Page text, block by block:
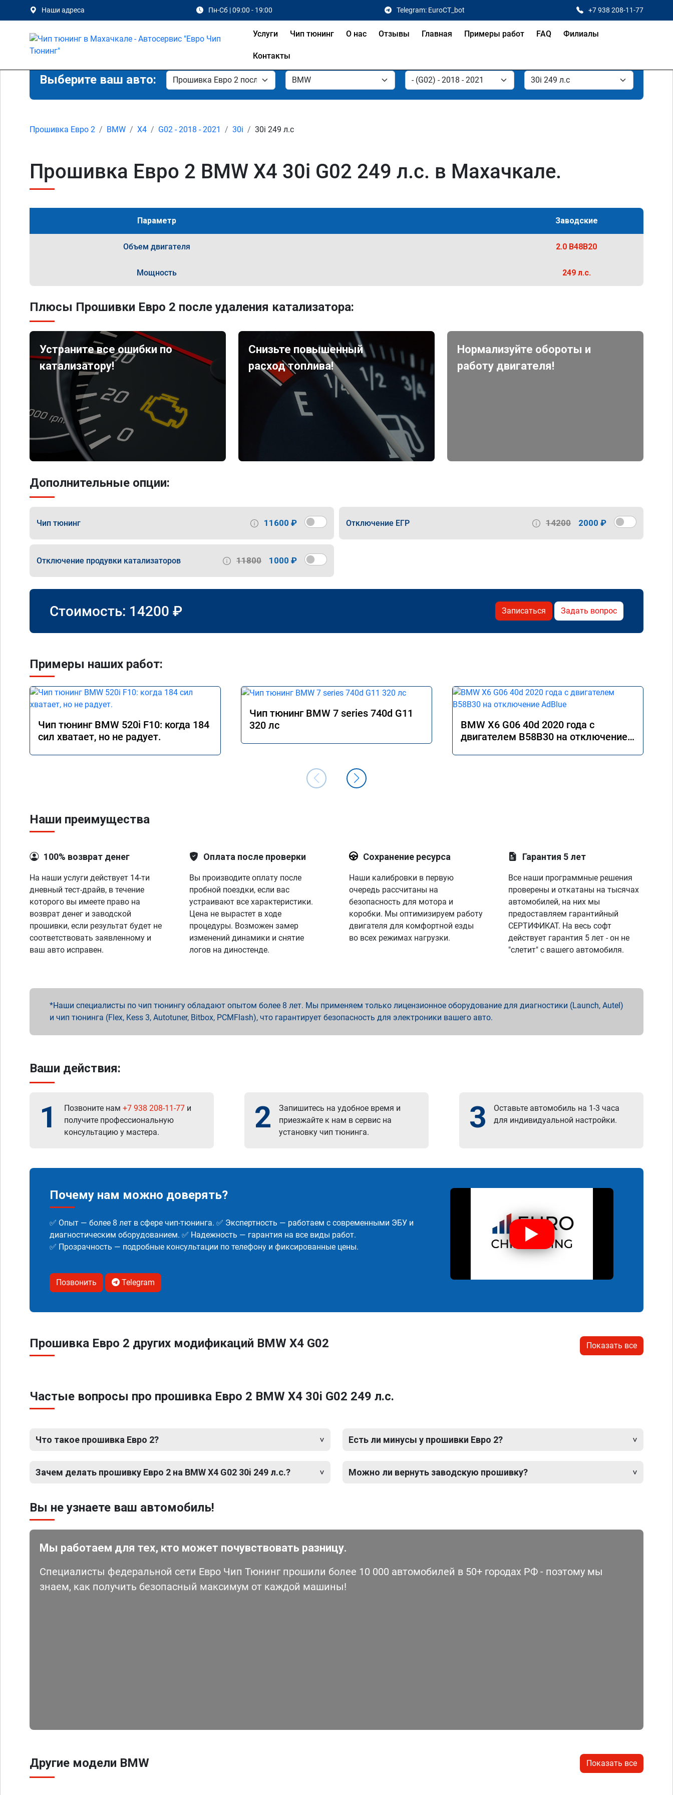
Наши адреса Пн-Сб | 09:00 - 19:00 Telegram: EuroCT_bot +7 938 208-11-77
Услуги Чип тюнинг О нас Отзывы Главная Примеры работ FAQ Филиалы
Контакты
Выберите ваш авто:
Прошивка Евро 2 BMW X4 G02 - 2018 - 2021 30i 30i 249 л.с
Прошивка Евро 2 BMW X4 30i G02 249 л.с. в Махачкале.
Параметр Заводские
Объем двигателя 2.0 B48B20
Мощность 249 л.с.
Плюсы Прошивки Евро 2 после удаления катализатора:
Устраните все ошибки по
катализатору!
Снизьте повышенный
расход топлива!
Нормализуйте обороты и
работу двигателя!
Дополнительные опции:
Чип тюнинг 11600 ₽ Отключение ЕГР 14200 2000 ₽
Отключение продувки катализаторов 11800 1000 ₽
Стоимость: 14200 ₽ Записаться Задать вопрос
Примеры наших работ:
Чип тюнинг BMW 520i F10: когда 184
сил хватает, но не радует.
Чип тюнинг BMW 7 series 740d G11
320 лс
BMW X6 G06 40d 2020 года с
двигателем B58B30 на отключение
Наши преимущества
100% возврат денег
На наши услуги действует 14-ти
дневный тест-драйв, в течение
которого вы имеете право на
возврат денег и заводской
прошивки, если результат будет не
соответствовать заявленному и
ваш авто исправен.
Оплата после проверки
Вы производите оплату после
пробной поездки, если вас
устраивают все характеристики.
Цена не вырастет в ходе
процедуры. Возможен замер
изменений динамики и снятие
логов на диностенде.
Сохранение ресурса
Наши калибровки в первую
очередь рассчитаны на
безопасность для мотора и
коробки. Мы оптимизируем работу
двигателя для комфортной езды
во всех режимах нагрузки.
Гарантия 5 лет
Все наши программные решения
проверены и откатаны на тысячах
автомобилей, на них мы
предоставляем гарантийный
СЕРТИФИКАТ. На весь софт
действует гарантия 5 лет - он не
"слетит" с вашего автомобиля.
Наши специалисты по чип тюнингу обладают опытом более 8 лет. Мы применяем только лицензионное оборудование для диагностики (Launch, Autel)
и чип тюнинга (Flex, Kess 3, Autotuner, Bitbox, PCMFlash), что гарантирует безопасность для электроники вашего авто.
Ваши действия:
1 Позвоните нам +7 938 208-11-77 и
получите профессиональную
консультацию у мастера.
2
Запишитесь на удобное время и
приезжайте к нам в сервис на
установку чип тюнинга.
3
Оставьте автомобиль на 1-3 часа
для индивидуальной настройки.
Почему нам можно доверять?
✅ Опыт — более 8 лет в сфере чип-тюнинга. ✅ Экспертность — работаем с современными ЭБУ и
диагностическим оборудованием. ✅ Надежность — гарантия на все виды работ.
✅ Прозрачность — подробные консультации по телефону и фиксированные цены.
Позвонить Telegram
Прошивка Евро 2 других модификаций BMW X4 G02 Показать все
Частые вопросы про прошивка Евро 2 BMW X4 30i G02 249 л.с.
Что такое прошивка Евро 2?
Зачем делать прошивку Евро 2 на BMW X4 G02 30i 249 л.с.?
Есть ли минусы у прошивки Евро 2?
Можно ли вернуть заводскую прошивку?
Вы не узнаете ваш автомобиль!
Мы работаем для тех, кто может почувствовать разницу.
Специалисты федеральной сети Евро Чип Тюнинг прошили более 10 000 автомобилей в 50+ городах РФ - поэтому мы
знаем, как получить безопасный максимум от каждой машины!
Другие модели BMW Показать все